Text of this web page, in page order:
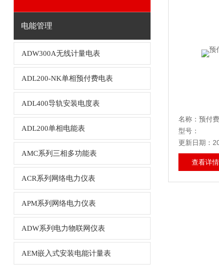
电能管理
ADW300A无线计量电表
ADL200-NK单相预付费电表
ADL400导轨安装电度表
ADL200单相电能表
AMC系列三相多功能表
ACR系列网络电力仪表
APM系列网络电力仪表
ADW系列电力物联网仪表
AEM嵌入式安装电能计量表
名称：预付
型号：
更新日期：
查看详情